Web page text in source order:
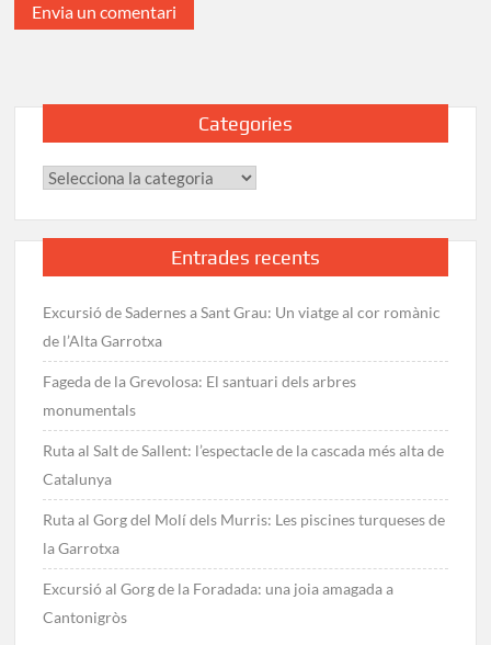
Categories
Categories
Entrades recents
Excursió de Sadernes a Sant Grau: Un viatge al cor romànic
de l’Alta Garrotxa
Fageda de la Grevolosa: El santuari dels arbres
monumentals
Ruta al Salt de Sallent: l’espectacle de la cascada més alta de
Catalunya
Ruta al Gorg del Molí dels Murris: Les piscines turqueses de
la Garrotxa
Excursió al Gorg de la Foradada: una joia amagada a
Cantonigròs